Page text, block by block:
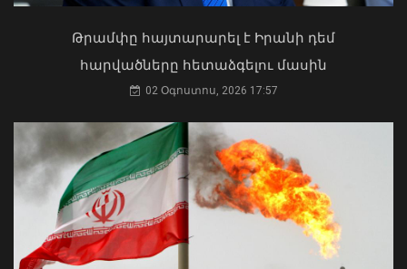
Հրազդանում գործարկվեց «Firebird AI»
արհեստական բանականության
գործարանը. վարչապետը տեսանյութ
է հրապարակել
08 Օգոստոս, 2026 15:36
Թրամփը հայտարարել է Իրանի դեմ
հարվածները հետաձգելու մասին
02 Օգոստոս, 2026 17:57